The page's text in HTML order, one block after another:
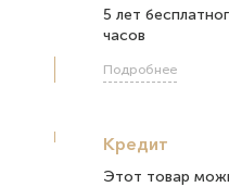
5 лет
часов
Подробнее
Кредит
Этот товар